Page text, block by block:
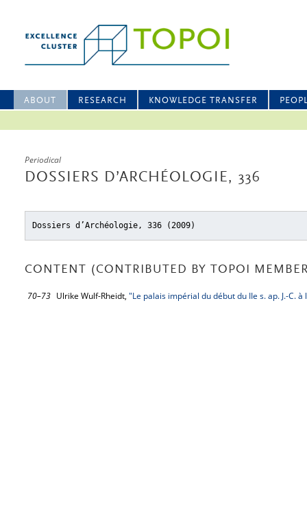
ABOUT RESEARCH KNOWLEDGE TRANSFER
Periodical
DOSSIERS D’ARCHÉOLOGIE, 336
Dossiers d’Archéologie, 336 (2009)
CONTENT (CONTRIBUTED BY TOPOI
70–73 Ulrike Wulf-Rheidt, "Le palais impérial du début du IIe s. ap. J.-C. à